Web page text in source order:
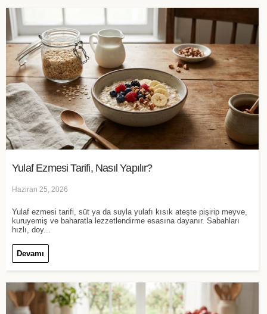
Yulaf Ezmesi Tarifi, Nasıl Yapılır?
Haziran 25, 2026
Yulaf ezmesi tarifi, süt ya da suyla yulafı kısık ateşte pişirip meyve,
kuruyemiş ve baharatla lezzetlendirme esasına dayanır. Sabahları
hızlı, doy...
Devamı